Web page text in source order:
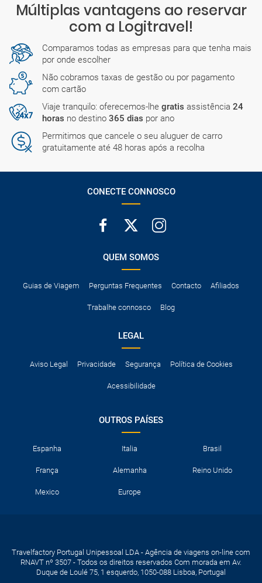
Múltiplas vantagens ao reservar
com a Logitravel!
Comparamos todas as empresas para que tenha mais
por onde escolher
Não cobramos taxas de gestão ou por pagamento
com cartão
Viaje tranquilo: oferecemos-lhe gratis assistência 24
horas no destino 365 dias por ano
Permitimos que cancele o seu aluguer de carro
gratuitamente até 48 horas após a recolha
CONECTE CONNOSCO
QUEM SOMOS
Guias de Viagem Perguntas Frequentes Contacto Afiliados
Trabalhe connosco Blog
LEGAL
Aviso Legal Privacidade Segurança Política de Cookies
Acessibilidade
OUTROS PAÍSES
Espanha Italia Brasil
França Alemanha Reino Unido
Mexico Europe
Travelfactory Portugal Unipessoal LDA - Agência de viagens on-line com
RNAVT nº 3507 - Todos os direitos reservados Com morada em Av.
Duque de Loulé 75, 1 esquerdo, 1050-088 Lisboa, Portugal